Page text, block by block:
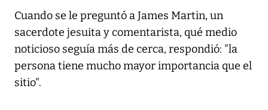
Cuando se le preguntó a James Martin, un
sacerdote jesuita y comentarista, qué medio
noticioso seguía más de cerca, respondió: "la
persona tiene mucho mayor importancia que el
sitio".